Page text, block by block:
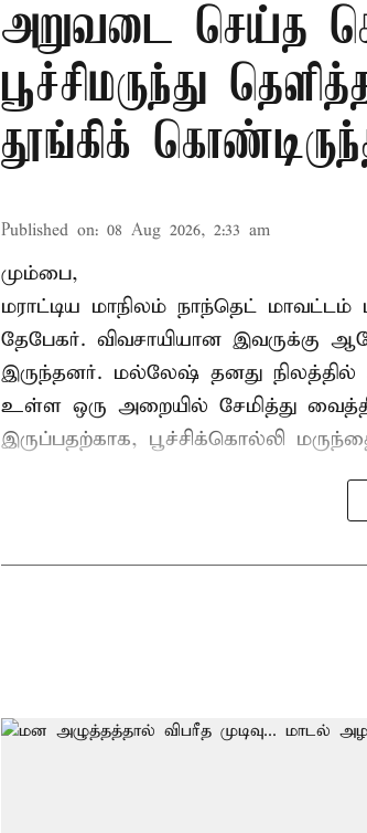
அறுவடை செய்த
பூச்சிமருந்து
தூங்கிக்
Published on: 08 Aug 2026, 2:33 am
மும்பை,
மராட்டிய மாநிலம் நாந்தெட்
தேபேகர். விவசாயியான இவருக்கு
இருந்தனர். மல்லேஷ் தனது
உள்ள ஒரு அறையில் சேமித்து
இருப்பதற்காக, பூச்சிக்கொல்லி